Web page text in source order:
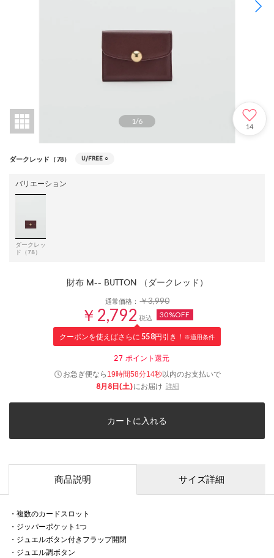
1/6
14
ダークレッド（78） U/FREE ○
バリエーション
ダークレッ
ド（78）
財布 M-- BUTTON （ダークレッド）
通常価格：￥3,990
￥2,792 税込 30%OFF
クーポンを使えばさらに558円引き！ ※適用条件
27 ポイント還元
お急ぎ便なら 19時間58分14秒以内のお支払いで
8月8日(土)にお届け 詳細
カートに入れる
商品説明 サイズ詳細
・複数のカードスロット
・ジッパーポケット1つ
・ジュエルボタン付きフラップ開閉
・ジュエル調ボタン